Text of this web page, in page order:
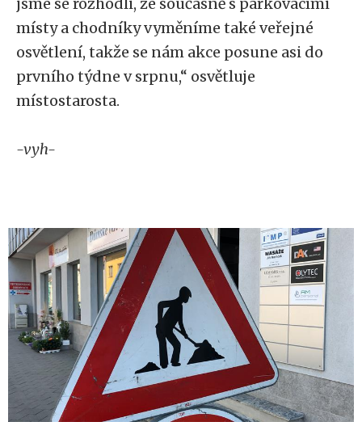
místy a chodníky vyměníme také veřejné
osvětlení, takže se nám akce posune asi do
prvního týdne v srpnu,“ osvětluje
místostarosta.
-vyh-